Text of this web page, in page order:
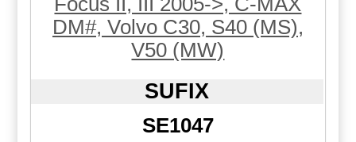
DM#, Volvo C30, S40 (MS),
V50 (MW)
SUFIX
SE1047